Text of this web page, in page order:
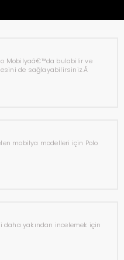
Mobilyaâ€™da bulabilir ve
de sağlayabilirsiniz.Â
mobilya modelleri için Polo
yakından incelemek için